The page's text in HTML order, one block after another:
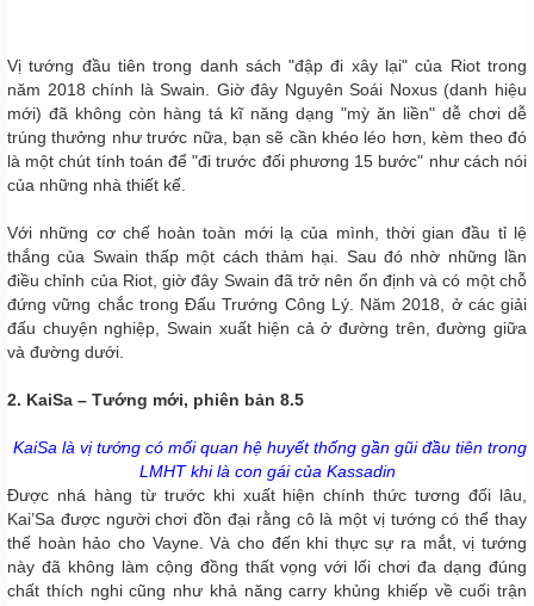
Vị tướng đầu tiên trong danh sách "đập đi xây lại" của Riot trong
năm 2018 chính là Swain. Giờ đây Nguyên Soái Noxus (danh hiệu
mới) đã không còn hàng tá kĩ năng dạng "mỳ ăn liền" dễ chơi dễ
trúng thưởng như trước nữa, bạn sẽ cần khéo léo hơn, kèm theo đó
là một chút tính toán để "đi trước đối phương 15 bước" như cách nói
của những nhà thiết kế.
Với những cơ chế hoàn toàn mới lạ của mình, thời gian đầu tỉ lệ
thắng của Swain thấp một cách thảm hại. Sau đó nhờ những lần
điều chỉnh của Riot, giờ đây Swain đã trở nên ổn định và có một chỗ
đứng vững chắc trong Đấu Trướng Công Lý. Năm 2018, ở các giải
đấu chuyện nghiệp, Swain xuất hiện cả ở đường trên, đường giữa
và đường dưới.
2. KaiSa – Tướng mới, phiên bản 8.5
KaiSa là vị tướng có mối quan hệ huyết thống gần gũi đầu tiên trong
LMHT khi là con gái của Kassadin
Được nhá hàng từ trước khi xuất hiện chính thức tương đối lâu,
Kai’Sa được người chơi đồn đại rằng cô là một vị tướng có thể thay
thế hoàn hảo cho Vayne. Và cho đến khi thực sự ra mắt, vị tướng
này đã không làm cộng đồng thất vọng với lối chơi đa dạng đúng
chất thích nghi cũng như khả năng carry khủng khiếp về cuối trận